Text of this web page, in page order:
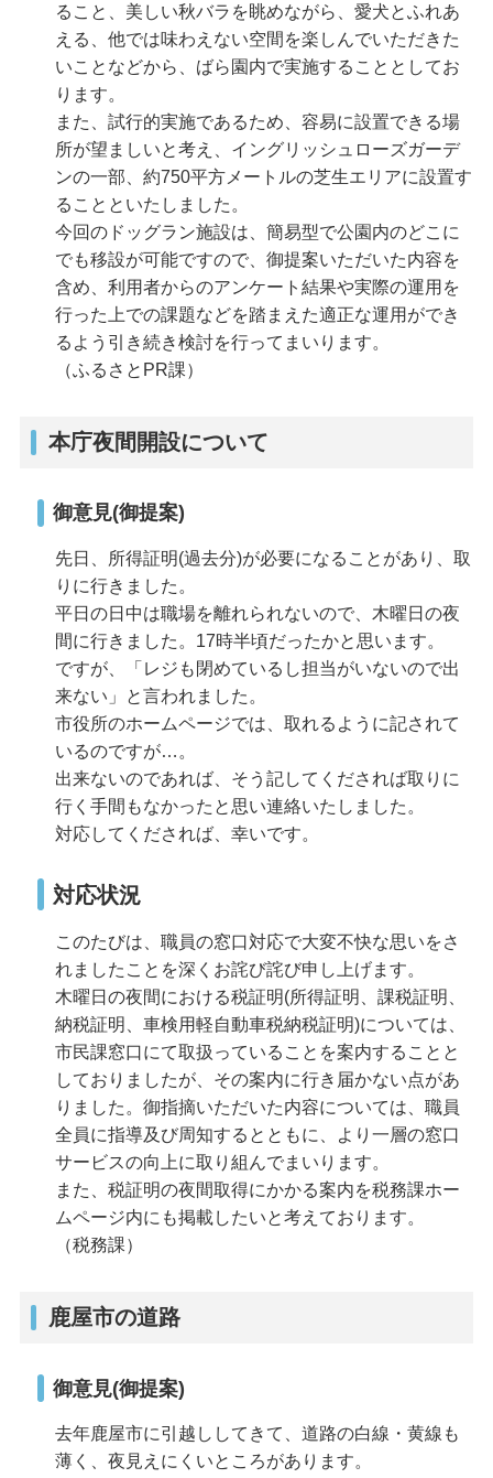
ること、美しい秋バラを眺めながら、愛犬とふれあ
える、他では味わえない空間を楽しんでいただきた
いことなどから、ばら園内で実施することとしてお
ります。
また、試行的実施であるため、容易に設置できる場
所が望ましいと考え、イングリッシュローズガーデ
ンの一部、約750平方メートルの芝生エリアに設置す
ることといたしました。
今回のドッグラン施設は、簡易型で公園内のどこに
でも移設が可能ですので、御提案いただいた内容を
含め、利用者からのアンケート結果や実際の運用を
行った上での課題などを踏まえた適正な運用ができ
るよう引き続き検討を行ってまいります。
（ふるさとPR課）
本庁夜間開設について
御意見(御提案)
先日、所得証明(過去分)が必要になることがあり、取
りに行きました。
平日の日中は職場を離れられないので、木曜日の夜
間に行きました。17時半頃だったかと思います。
ですが、「レジも閉めているし担当がいないので出
来ない」と言われました。
市役所のホームページでは、取れるように記されて
いるのですが…。
出来ないのであれば、そう記してくだされば取りに
行く手間もなかったと思い連絡いたしました。
対応してくだされば、幸いです。
対応状況
このたびは、職員の窓口対応で大変不快な思いをさ
れましたことを深くお詫び詫び申し上げます。
木曜日の夜間における税証明(所得証明、課税証明、
納税証明、車検用軽自動車税納税証明)については、
市民課窓口にて取扱っていることを案内することと
しておりましたが、その案内に行き届かない点があ
りました。御指摘いただいた内容については、職員
全員に指導及び周知するとともに、より一層の窓口
サービスの向上に取り組んでまいります。
また、税証明の夜間取得にかかる案内を税務課ホー
ムページ内にも掲載したいと考えております。
（税務課）
鹿屋市の道路
御意見(御提案)
去年鹿屋市に引越ししてきて、道路の白線・黄線も
薄く、夜見えにくいところがあります。